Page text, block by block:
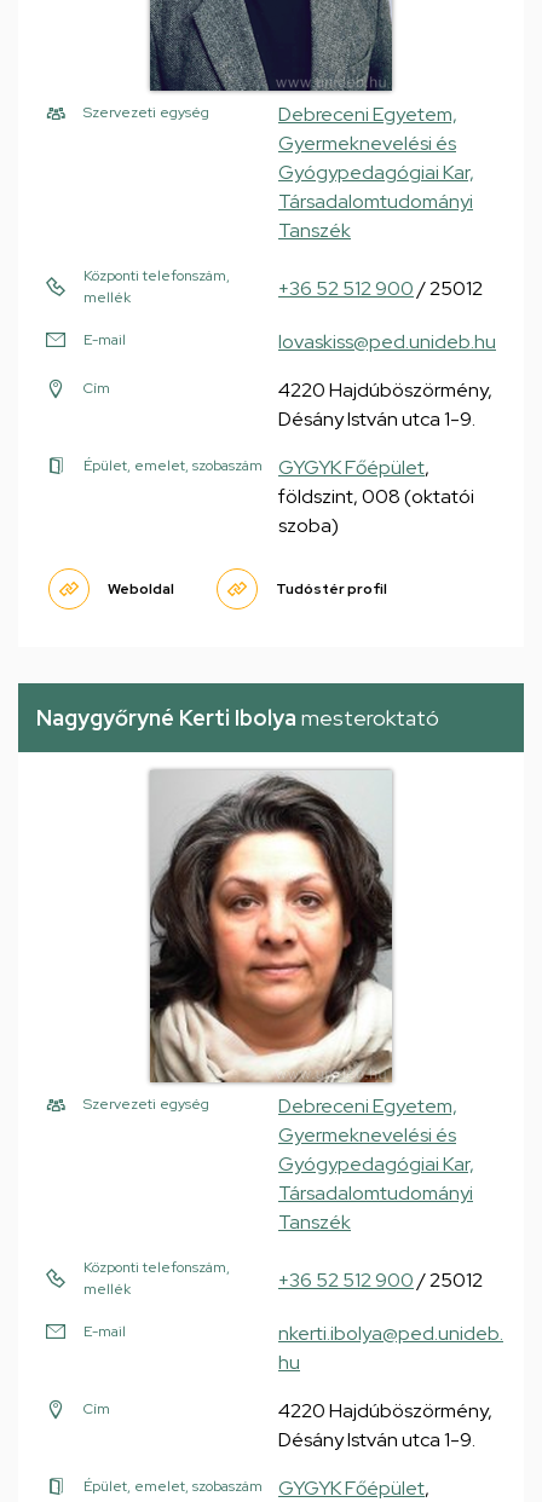
Szervezeti egység
Debreceni Egyetem,
Gyermeknevelési és
Gyógypedagógiai Kar,
Társadalomtudományi
Tanszék
Központi telefonszám,
mellék
+36 52 512 900/ 25012
E-mail lovaskiss@ped.unideb.hu
Cím
4220 Hajdúböszörmény,
Désány István utca 1-9.
Épület, emelet, szobaszám GYGYK Főépület,
földszint, 008 (oktatói
szoba)
Weboldal Tudóstér profil
Nagygyőryné Kerti Ibolya mesteroktató
Szervezeti egység
Debreceni Egyetem,
Gyermeknevelési és
Gyógypedagógiai Kar,
Társadalomtudományi
Tanszék
Központi telefonszám,
mellék
+36 52 512 900/ 25012
E-mail
nkerti.ibolya@ped.unideb.
hu
Cím
4220 Hajdúböszörmény,
Désány István utca 1-9.
Épület, emelet, szobaszám GYGYK Főépület,